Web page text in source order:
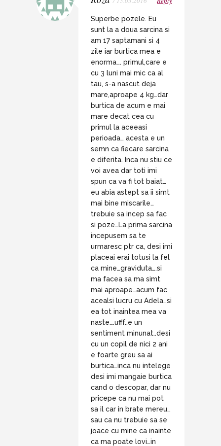
Superbe pozele. Eu
sunt la a doua sarcina si
am 17 saptamani si 4
zile iar burtica mea e
enorma…. primul,care e
cu 3 luni mai mic ca al
tau, s-a nascut deja
mare,aproape 4 kg…dar
burtica de acum e mai
mare decat cea cu
primul la aceeasi
perioada… acesta e un
semn ca fiecare sarcina
e diferita. Inca nu stiu ce
voi avea dar toti imi
spun ca va fi tot baiat…
eu abia astept sa ii simt
mai bine miscarile…
trebuie sa incep sa fac
si poze…La prima sarcina
incepusem sa te
urmaresc ptr ca, desi imi
placeai erai totusi la fel
ca mine…graviduta….si
ma facea sa ma simt
mai aproape…acum fac
acealsi lucru cu Adela…si
ea tot inaintea mea va
naste….ufff..e un
sentiment minunat..desi
cu un copil de nici 2 ani
e foarte greu sa ai
burtica…inca nu intelege
desi imi mangaie burtica
cand o descopar, dar nu
pricepe ca nu mai pot
sa il car in brate mereu…
sau ca nu trebuie sa se
joace cu mine ca inainte
ca ma poate lovi…in